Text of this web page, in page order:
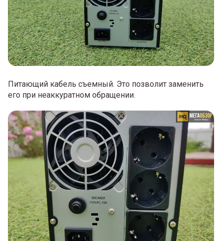
Питающий кабель съемный. Это позволит заменить
его при неаккуратном обращении.